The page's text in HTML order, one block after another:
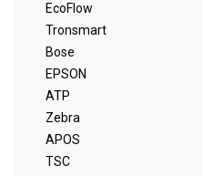
EcoFlow
Tronsmart
Bose
EPSON
ATP
Zebra
APOS
TSC